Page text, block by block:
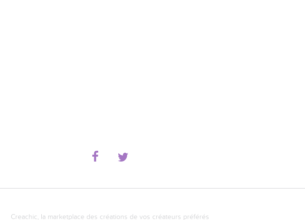
Creachic, la marketplace des créations de vos créateurs préférés